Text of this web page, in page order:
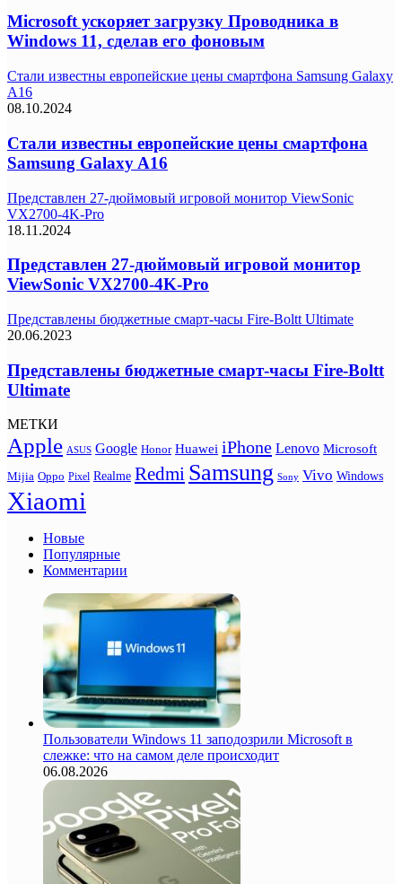
Microsoft ускоряет загрузку Проводника в
Windows 11, сделав его фоновым
Стали известны европейские цены смартфона Samsung Galaxy
A16
08.10.2024
Стали известны европейские цены смартфона
Samsung Galaxy A16
Представлен 27-дюймовый игровой монитор ViewSonic
VX2700-4K-Pro
18.11.2024
Представлен 27-дюймовый игровой монитор
ViewSonic VX2700-4K-Pro
Представлены бюджетные смарт-часы Fire-Boltt Ultimate
20.06.2023
Представлены бюджетные смарт-часы Fire-Boltt
Ultimate
МЕТКИ
Apple ASUS Google Honor Huawei iPhone Lenovo Microsoft
Mijia Oppo Pixel Realme Redmi Samsung Sony Vivo Windows
Xiaomi
Новые
Популярные
Комментарии
Пользователи Windows 11 заподозрили Microsoft в
слежке: что на самом деле происходит
06.08.2026